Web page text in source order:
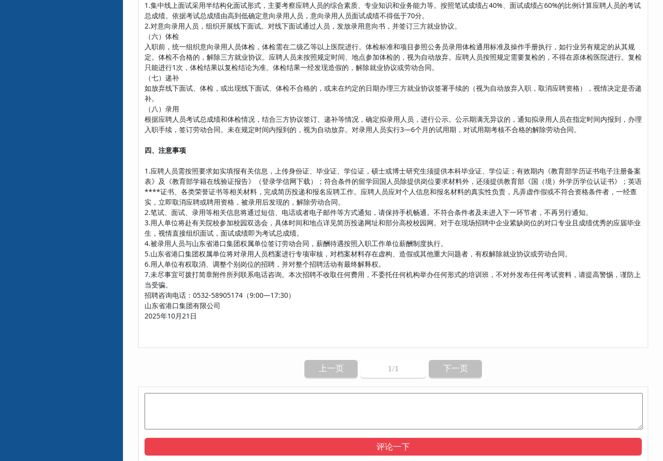
1.集中线上面试采用半结构化面试形式，主要考察应聘人员的综合素质、专业知识和业务能力等。按照笔试成绩占40%、面试成绩占60%的比例计算应聘人员的考试
总成绩。依据考试总成绩由高到低确定意向录用人员，意向录用人员面试成绩不得低于70分。
2.对意向录用人员，组织开展线下面试。对线下面试通过人员，发放录用意向书，并签订三方就业协议。
（六）体检
入职前，统一组织意向录用人员体检，体检需在二级乙等以上医院进行。体检标准和项目参照公务员录用体检通用标准及操作手册执行，如行业另有规定的从其规
定。体检不合格的，解除三方就业协议。应聘人员未按照规定时间、地点参加体检的，视为自动放弃。应聘人员按照规定需要复检的，不得在原体检医院进行。复检
只能进行1次，体检结果以复检结论为准。体检结果一经发现造假的，解除就业协议或劳动合同。
（七）递补
如放弃线下面试、体检，或出现线下面试、体检不合格的，或未在约定的日期办理三方就业协议签署手续的（视为自动放弃入职，取消应聘资格），视情决定是否递
补。
（八）录用
根据应聘人员考试总成绩和体检情况，结合三方协议签订、递补等情况，确定拟录用人员，进行公示。公示期满无异议的，通知拟录用人员在指定时间内报到，办理
入职手续，签订劳动合同。未在规定时间内报到的，视为自动放弃。对录用人员实行3—6个月的试用期，对试用期考核不合格的解除劳动合同。
四、注意事项
1.应聘人员需按照要求如实填报有关信息，上传身份证、毕业证、学位证，硕士或博士研究生须提供本科毕业证、学位证；有效期内《教育部学历证书电子注册备案
表》及《教育部学籍在线验证报告》（登录学信网下载）；符合条件的留学回国人员除提供岗位要求材料外，还须提供教育部《国（境）外学历学位认证书》；英语
****证书、各类荣誉证书等相关材料，完成简历投递和报名应聘工作。应聘人员应对个人信息和报名材料的真实性负责，凡弄虚作假或不符合资格条件者，一经查
实，立即取消应聘或聘用资格，被录用后发现的，解除劳动合同。
2.笔试、面试、录用等相关信息将通过短信、电话或者电子邮件等方式通知，请保持手机畅通。不符合条件者及未进入下一环节者，不再另行通知。
3.用人单位将赴有关院校参加校园双选会，具体时间和地点详见简历投递网址和部分高校校园网。对于在现场招聘中企业紧缺岗位的对口专业且成绩优秀的应届毕业
生，视情直接组织面试，面试成绩即为考试总成绩。
4.被录用人员与山东省港口集团权属单位签订劳动合同，薪酬待遇按照入职工作单位薪酬制度执行。
5.山东省港口集团权属单位将对录用人员档案进行专项审核，对档案材料存在虚构、造假或其他重大问题者，有权解除就业协议或劳动合同。
6.用人单位有权取消、调整个别岗位的招聘，并对整个招聘活动有最终解释权。
7.未尽事宜可拨打简章附件所列联系电话咨询。本次招聘不收取任何费用，不委托任何机构举办任何形式的培训班，不对外发布任何考试资料，请提高警惕，谨防上
当受骗。
招聘咨询电话：0532-58905174（9:00—17:30）
山东省港口集团有限公司
2025年10月21日
上一页 1/1 下一页